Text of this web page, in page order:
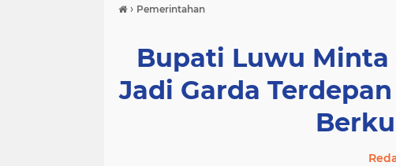
› Pemerintahan
Bupati Luwu Minta
Jadi Garda